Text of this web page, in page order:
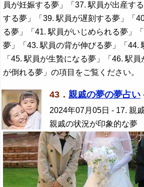
員が妊娠する夢」「37. 駅員が出産す
する夢」「39. 駅員が遅刻する夢」「
る夢」「41. 駅員がいじめられる夢」
夢」「43. 駅員の背が伸びる夢」「44.
「45. 駅員が生贄になる夢」「46. 駅
が倒れる夢」の項目をご覧ください。
43． 親戚の夢の夢占い
2024年07月05日 - 17. 親
親戚の状況が印象的な夢